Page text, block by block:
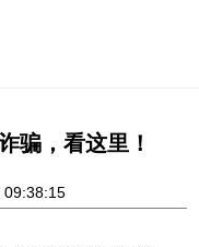
骗，看这里！
09:38:15